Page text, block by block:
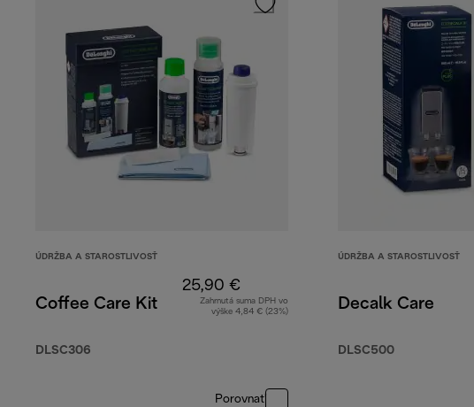
ÚDRŽBA A STAROSTLIVOSŤ
Coffee Care Kit
DLSC306
25,90 €
Zahrnutá suma DPH vo
výške 4,84 € (23%)
Porovnať
ÚDRŽBA A STAROSTLIVOSŤ
Decalk Care
DLSC500